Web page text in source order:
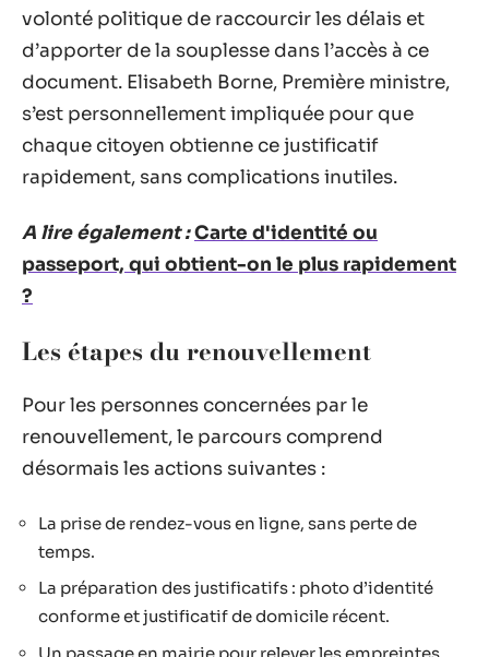
volonté politique de raccourcir les délais et
d’apporter de la souplesse dans l’accès à ce
document. Elisabeth Borne, Première ministre,
s’est personnellement impliquée pour que
chaque citoyen obtienne ce justificatif
rapidement, sans complications inutiles.
A lire également :Carte d'identité ou
passeport, qui obtient-on le plus rapidement
?
Les étapes du renouvellement
Pour les personnes concernées par le
renouvellement, le parcours comprend
désormais les actions suivantes :
La prise de rendez-vous en ligne, sans perte de
temps.
La préparation des justificatifs : photo d’identité
conforme et justificatif de domicile récent.
Un passage en mairie pour relever les empreintes